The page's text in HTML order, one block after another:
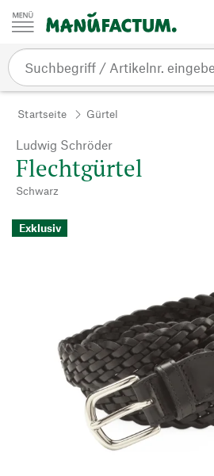
Zum Inhalt springen
Startseite Gürtel
Ludwig Schröder
Flechtgürtel
Schwarz
Exklusiv